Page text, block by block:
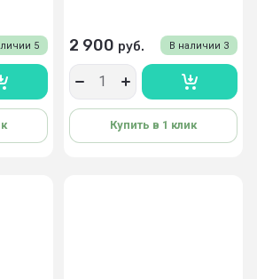
5 В наличии 3
2 900 руб.
Купить в 1 клик